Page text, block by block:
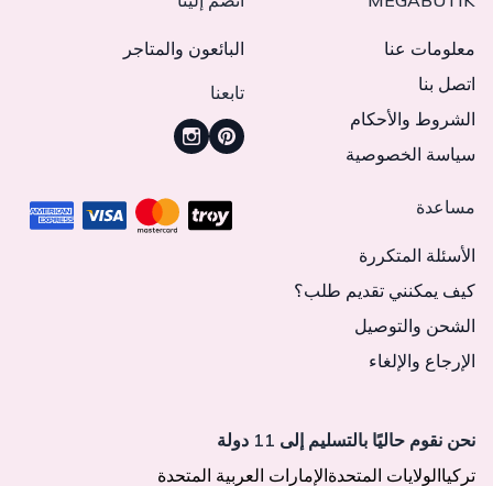
معلومات عنا
اتصل بنا
الشروط والأحكام
سياسة الخصوصية
البائعون والمتاجر
تابعنا
مساعدة
الأسئلة المتكررة
كيف يمكنني تقديم طلب؟
الشحن والتوصيل
الإرجاع والإلغاء
نحن نقوم حاليًا بالتسليم إلى 11 دولة
تركياالولايات المتحدةالإمارات العربية المتحدة